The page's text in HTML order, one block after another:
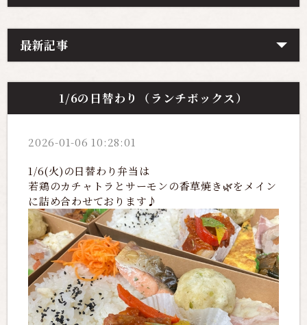
最新記事
1/6の日替わり（ランチボックス）
2026-01-06 10:28:01
1/6(火)の日替わり弁当は
若鶏のカチャトラとサーモンの香草焼き🌿をメイン
に詰め合わせております♪